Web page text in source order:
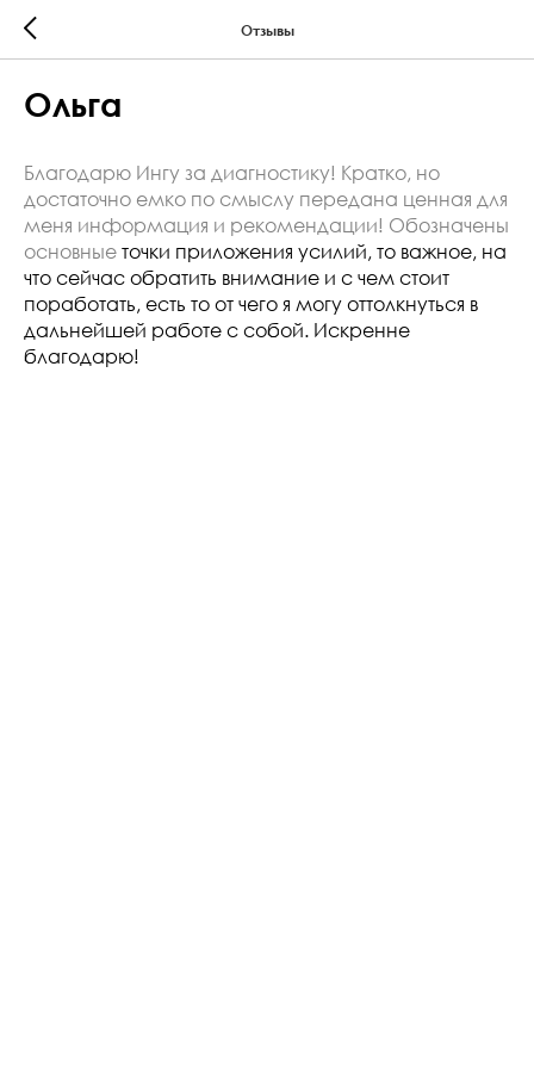
Отзывы
Ольга
Благодарю Ингу за диагностику! Кратко, но
достаточно емко по смыслу передана ценная для
меня информация и рекомендации! Обозначены
основные точки приложения усилий, то важное, на
что сейчас обратить внимание и с чем стоит
поработать, есть то от чего я могу оттолкнуться в
дальнейшей работе с собой. Искренне
благодарю!